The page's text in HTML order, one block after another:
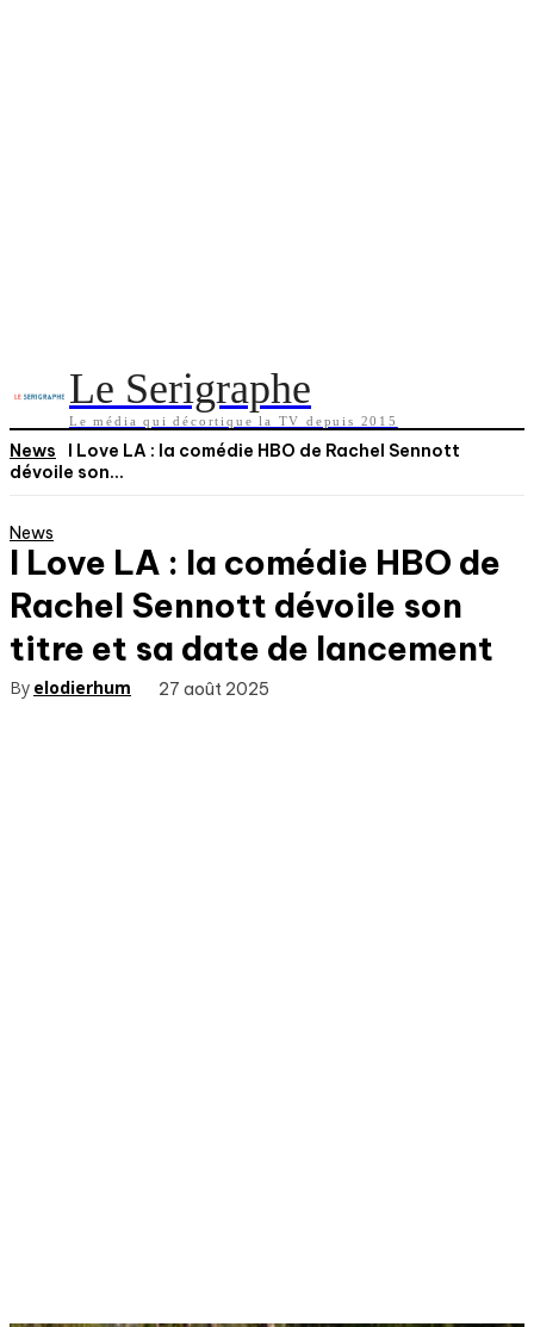
Le Serigraphe
Le média qui décortique la TV depuis 2015
News
I Love LA : la comédie HBO de Rachel Sennott
dévoile son...
News
I Love LA : la comédie HBO de
Rachel Sennott dévoile son
titre et sa date de lancement
By elodierhum 27 août 2025